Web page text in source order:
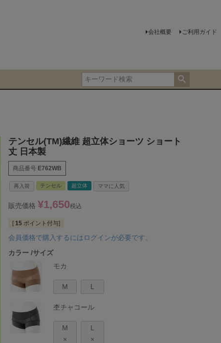
会社概要 ご利用ガイド
テンセル(TM)繊維 超立体ショーツ ショート
丈 日本製
商品番号 E762WB
再入荷 テンセル 超立体 ママに人気
販売価格 ¥1,650税込
[ 15 ポイント付与]
会員価格で購入するにはログインが必要です。
カラー サイズ
モカ
M L
杢チャコール
M
×
L
×